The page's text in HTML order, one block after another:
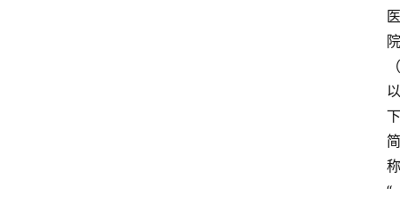
医
院
（
以
下
简
称
“